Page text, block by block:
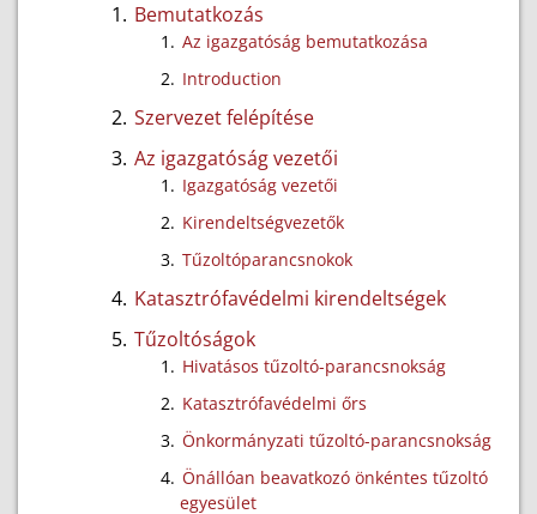
Bemutatkozás
Az igazgatóság bemutatkozása
Introduction
Szervezet felépítése
Az igazgatóság vezetői
Igazgatóság vezetői
Kirendeltségvezetők
Tűzoltóparancsnokok
Katasztrófavédelmi kirendeltségek
Tűzoltóságok
Hivatásos tűzoltó-parancsnokság
Katasztrófavédelmi őrs
Önkormányzati tűzoltó-parancsnokság
Önállóan beavatkozó önkéntes tűzoltó
egyesület